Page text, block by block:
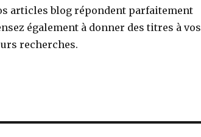
articles blog répondent parfaitement
également à donner des titres à vos
recherches.